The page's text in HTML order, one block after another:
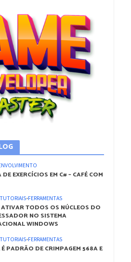
DE EXERCÍCIOS EM C# – CAFÉ COM
•FERRAMENTAS
TODOS OS NÚCLEOS DO
NO SISTEMA
WINDOWS
•FERRAMENTAS
PADRÃO DE CRIMPAGEM 568A E